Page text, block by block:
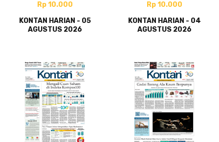
Rp 10.000
KONTAN HARIAN - 05
AGUSTUS 2026
Rp 10.000
KONTAN HARIAN - 04
AGUSTUS 2026